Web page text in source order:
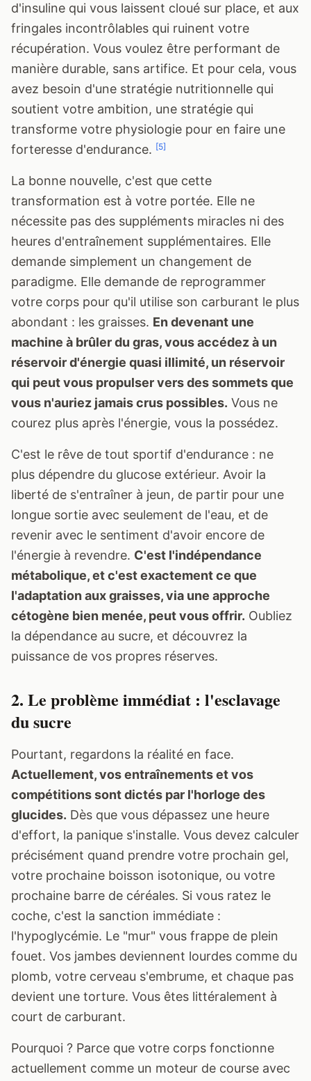
d'insuline qui vous laissent cloué sur place, et aux
fringales incontrôlables qui ruinent votre
récupération. Vous voulez être performant de
manière durable, sans artifice. Et pour cela, vous
avez besoin d'une stratégie nutritionnelle qui
soutient votre ambition, une stratégie qui
transforme votre physiologie pour en faire une
forteresse d'endurance. [5]
La bonne nouvelle, c'est que cette
transformation est à votre portée. Elle ne
nécessite pas des suppléments miracles ni des
heures d'entraînement supplémentaires. Elle
demande simplement un changement de
paradigme. Elle demande de reprogrammer
votre corps pour qu'il utilise son carburant le plus
abondant : les graisses. En devenant une
machine à brûler du gras, vous accédez à un
réservoir d'énergie quasi illimité, un réservoir
qui peut vous propulser vers des sommets que
vous n'auriez jamais crus possibles. Vous ne
courez plus après l'énergie, vous la possédez.
C'est le rêve de tout sportif d'endurance : ne
plus dépendre du glucose extérieur. Avoir la
liberté de s'entraîner à jeun, de partir pour une
longue sortie avec seulement de l'eau, et de
revenir avec le sentiment d'avoir encore de
l'énergie à revendre. C'est l'indépendance
métabolique, et c'est exactement ce que
l'adaptation aux graisses, via une approche
cétogène bien menée, peut vous offrir. Oubliez
la dépendance au sucre, et découvrez la
puissance de vos propres réserves.
2. Le problème immédiat : l'esclavage
du sucre
Pourtant, regardons la réalité en face.
Actuellement, vos entraînements et vos
compétitions sont dictés par l'horloge des
glucides. Dès que vous dépassez une heure
d'effort, la panique s'installe. Vous devez calculer
précisément quand prendre votre prochain gel,
votre prochaine boisson isotonique, ou votre
prochaine barre de céréales. Si vous ratez le
coche, c'est la sanction immédiate :
l'hypoglycémie. Le "mur" vous frappe de plein
fouet. Vos jambes deviennent lourdes comme du
plomb, votre cerveau s'embrume, et chaque pas
devient une torture. Vous êtes littéralement à
court de carburant.
Pourquoi ? Parce que votre corps fonctionne
actuellement comme un moteur de course avec